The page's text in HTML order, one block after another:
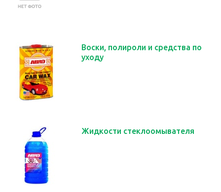
Воски, полироли и средства по
уходу
Жидкости стеклоомывателя